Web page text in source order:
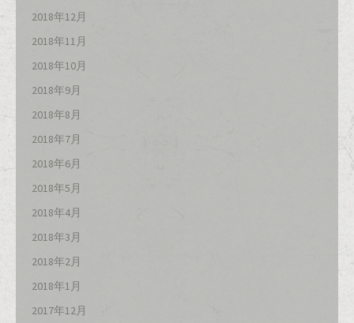
2018年12月
2018年11月
2018年10月
2018年9月
2018年8月
2018年7月
2018年6月
2018年5月
2018年4月
2018年3月
2018年2月
2018年1月
2017年12月